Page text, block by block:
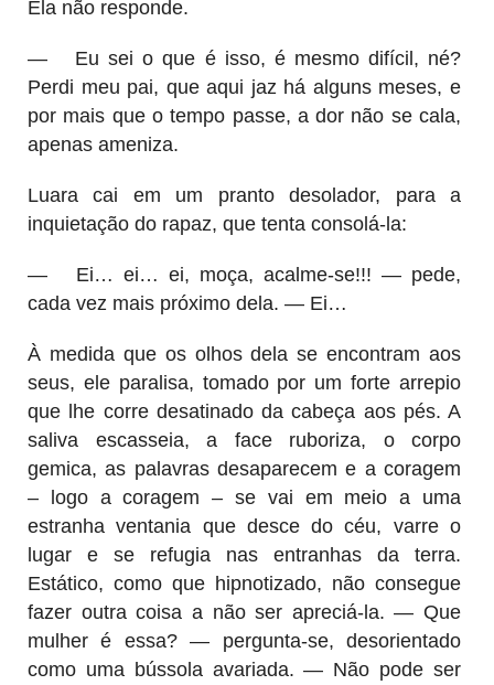
Ela não responde.
—
Eu sei o que é isso, é mesmo difícil, né?
Perdi meu pai, que aqui jaz há alguns meses, e
por mais que o tempo passe, a dor não se cala,
apenas ameniza.
Luara cai em um pranto desolador, para a
inquietação do rapaz, que tenta consolá-la:
—
Ei… ei… ei, moça, acalme-se!!! — pede,
cada vez mais próximo dela. — Ei…
À medida que os olhos dela se encontram aos
seus, ele paralisa, tomado por um forte arrepio
que lhe corre desatinado da cabeça aos pés. A
saliva escasseia, a face ruboriza, o corpo
gemica, as palavras desaparecem e a coragem
– logo a coragem – se vai em meio a uma
estranha ventania que desce do céu, varre o
lugar e se refugia nas entranhas da terra.
Estático, como que hipnotizado, não consegue
fazer outra coisa a não ser apreciá-la. — Que
mulher é essa? — pergunta-se, desorientado
como uma bússola avariada. — Não pode ser